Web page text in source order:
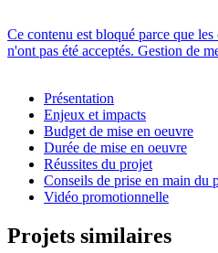
Ce contenu est bloqué parce que
n'ont pas été acceptés. Gestion de
Présentation
Enjeux et impacts
Budget de mise en oeuvre
Durée de mise en oeuvre
Réussites du projet
Conseils de prise en main du
Vidéo promotionnelle
Projets similaires